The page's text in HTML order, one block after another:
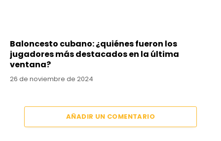
Baloncesto cubano: ¿quiénes fueron los
jugadores más destacados en la última
ventana?
26 de noviembre de 2024
AÑADIR UN COMENTARIO